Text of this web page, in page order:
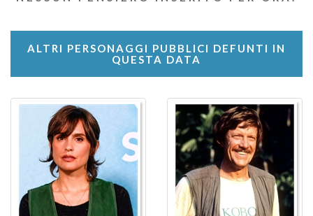
ALTRI PERSONAGGI PUBBLICI DEFUNTI IN
QUESTA DATA